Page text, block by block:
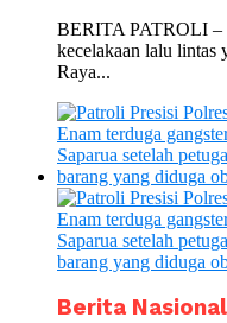
BERITA PATROLI –
kecelakaan lalu lintas
Raya...
Berita Nasional